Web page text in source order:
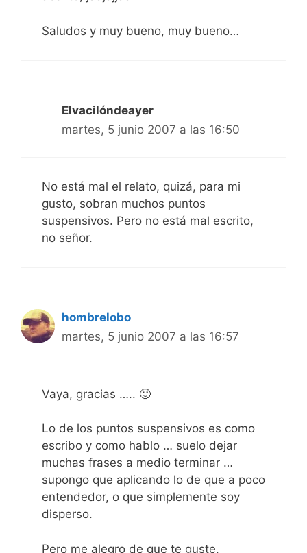
Saludos y muy bueno, muy bueno…
Elvacilóndeayer
martes, 5 junio 2007 a las 16:50
No está mal el relato, quizá, para mi
gusto, sobran muchos puntos
suspensivos. Pero no está mal escrito,
no señor.
hombrelobo
martes, 5 junio 2007 a las 16:57
Vaya, gracias ….. 🙂
Lo de los puntos suspensivos es como
escribo y como hablo … suelo dejar
muchas frases a medio terminar …
supongo que aplicando lo de que a poco
entendedor, o que simplemente soy
disperso.
Pero me alegro de que te guste.